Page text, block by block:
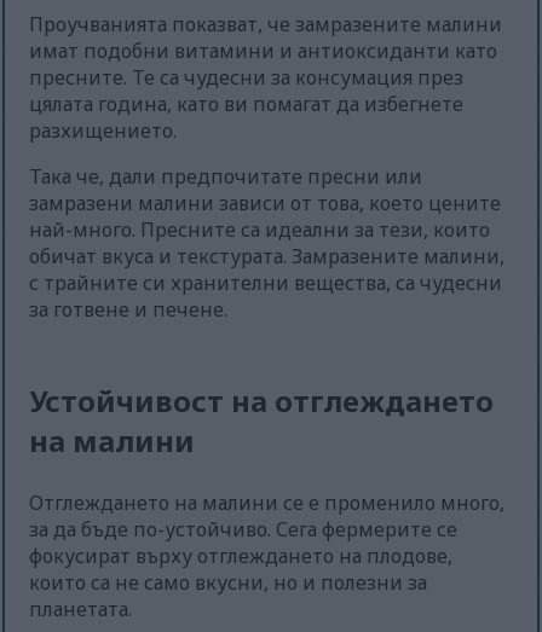
Проучванията показват, че замразените малини
имат подобни витамини и антиоксиданти като
пресните. Те са чудесни за консумация през
цялата година, като ви помагат да избегнете
разхищението.
Така че, дали предпочитате пресни или
замразени малини зависи от това, което цените
най-много. Пресните са идеални за тези, които
обичат вкуса и текстурата. Замразените малини,
с трайните си хранителни вещества, са чудесни
за готвене и печене.
Устойчивост на отглеждането
на малини
Отглеждането на малини се е променило много,
за да бъде по-устойчиво. Сега фермерите се
фокусират върху отглеждането на плодове,
които са не само вкусни, но и полезни за
планетата.